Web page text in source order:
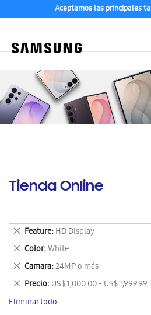
Aceptamos las principales
Tienda Online
Feature HD Display
Eliminar
este
artículo
Color White
Eliminar
este
artículo
Camara 24MP o más
Eliminar
este
artículo
Precio US$ 1,000.00 - US$ 1,999.99
Eliminar
este
artículo
Eliminar todo